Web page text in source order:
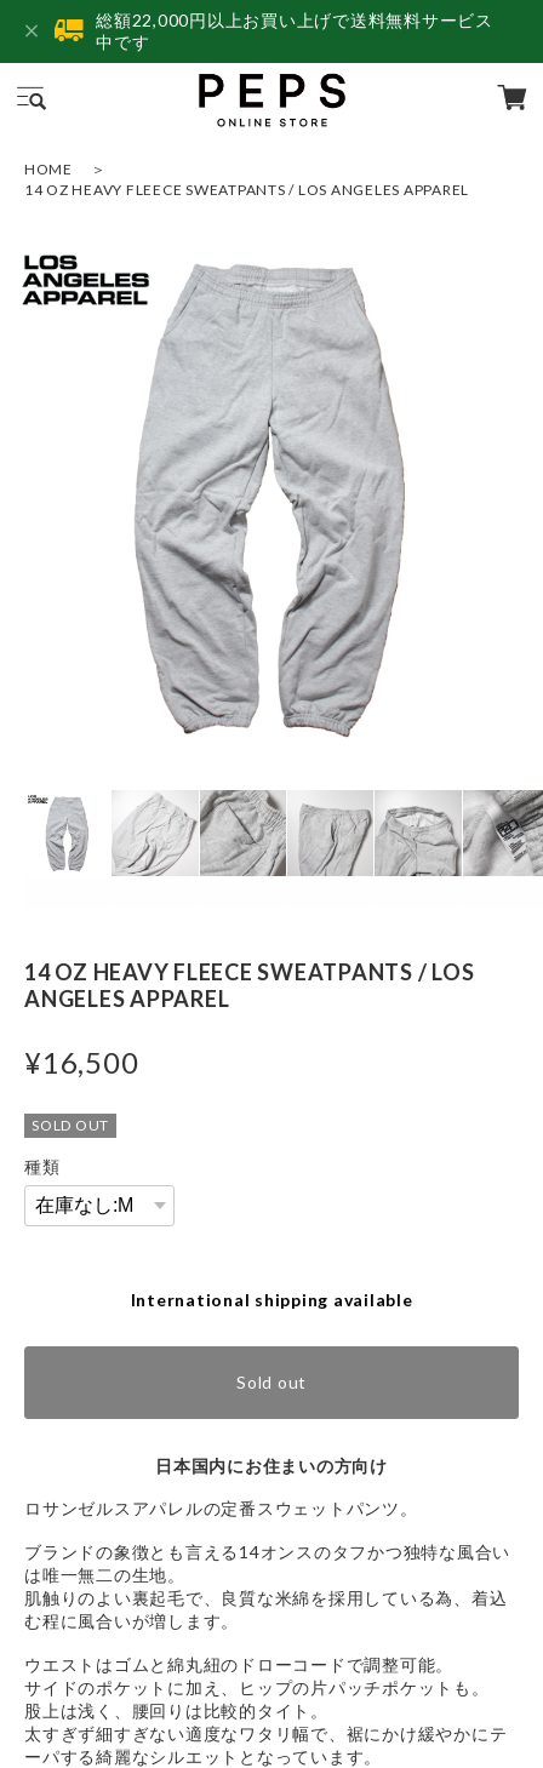
総額22,000円以上お買い上げで送料無料サービス
中です
HOME
14 OZ HEAVY FLEECE SWEATPANTS / LOS ANGELES APPAREL
14 OZ HEAVY FLEECE SWEATPANTS / LOS
ANGELES APPAREL
¥16,500
SOLD OUT
種類
International shipping available
Sold out
日本国内にお住まいの方向け
ロサンゼルスアパレルの定番スウェットパンツ。
ブランドの象徴とも言える14オンスのタフかつ独特な風合い
は唯一無二の生地。
肌触りのよい裏起毛で、良質な米綿を採用している為、着込
む程に風合いが増します。
ウエストはゴムと綿丸紐のドローコードで調整可能。
サイドのポケットに加え、ヒップの片パッチポケットも。
股上は浅く、腰回りは比較的タイト。
太すぎず細すぎない適度なワタリ幅で、裾にかけ緩やかにテ
ーパする綺麗なシルエットとなっています。